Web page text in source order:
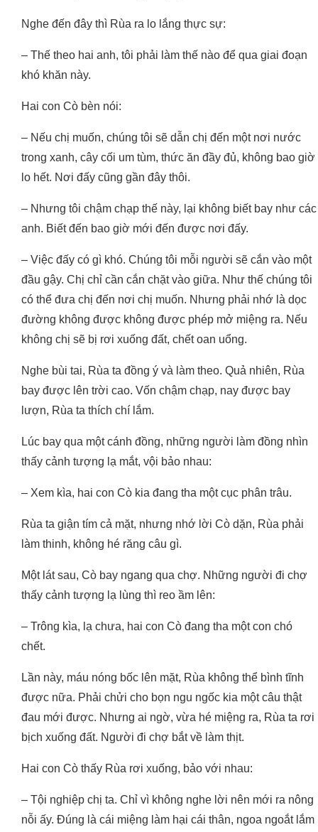
Nghe đến đây thì Rùa ra lo lắng thực sự:
– Thế theo hai anh, tôi phải làm thế nào để qua giai đoạn
khó khăn này.
Hai con Cò bèn nói:
– Nếu chị muốn, chúng tôi sẽ dẫn chị đến một nơi nước
trong xanh, cây cối um tùm, thức ăn đầy đủ, không bao giờ
lo hết. Nơi đấy cũng gần đây thôi.
– Nhưng tôi chậm chạp thế này, lại không biết bay như các
anh. Biết đến bao giờ mới đến được nơi đấy.
– Việc đấy có gì khó. Chúng tôi mỗi người sẽ cắn vào một
đầu gậy. Chị chỉ cần cắn chặt vào giữa. Như thế chúng tôi
có thể đưa chị đến nơi chị muốn. Nhưng phải nhớ là dọc
đường không được không được phép mở miệng ra. Nếu
không chị sẽ bị rơi xuống đất, chết oan uổng.
Nghe bùi tai, Rùa ta đồng ý và làm theo. Quả nhiên, Rùa
bay được lên trời cao. Vốn chậm chạp, nay được bay
lượn, Rùa ta thích chí lắm.
Lúc bay qua một cánh đồng, những người làm đồng nhìn
thấy cảnh tượng lạ mắt, vội bảo nhau:
– Xem kìa, hai con Cò kia đang tha một cục phân trâu.
Rùa ta giận tím cả mặt, nhưng nhớ lời Cò dặn, Rùa phải
làm thinh, không hé răng câu gì.
Một lát sau, Cò bay ngang qua chợ. Những người đi chợ
thấy cảnh tượng lạ lùng thì reo ầm lên:
– Trông kìa, lạ chưa, hai con Cò đang tha một con chó
chết.
Lần này, máu nóng bốc lên mặt, Rùa không thể bình tĩnh
được nữa. Phải chửi cho bọn ngu ngốc kia một câu thật
đau mới được. Nhưng ai ngờ, vừa hé miệng ra, Rùa ta rơi
bịch xuống đất. Người đi chợ bắt về làm thịt.
Hai con Cò thấy Rùa rơi xuống, bảo với nhau:
– Tội nghiệp chị ta. Chỉ vì không nghe lời nên mới ra nông
nỗi ấy. Đúng là cái miệng làm hại cái thân, ngoa ngoắt lắm